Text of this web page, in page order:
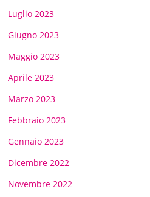
Luglio 2023
Giugno 2023
Maggio 2023
Aprile 2023
Marzo 2023
Febbraio 2023
Gennaio 2023
Dicembre 2022
Novembre 2022